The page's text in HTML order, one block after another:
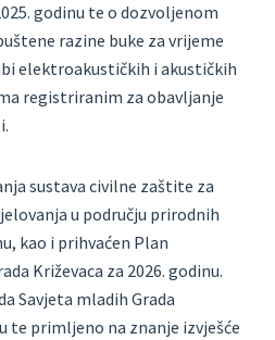
godinu te o dozvoljenom
razine buke za vrijeme
elektroakustičkih i akustičkih
registriranim za obavljanje
sustava civilne zaštite za
u području prirodnih
kao i prihvaćen Plan
Križevaca za 2026. godinu.
Savjeta mladih Grada
te primljeno na znanje izvješće